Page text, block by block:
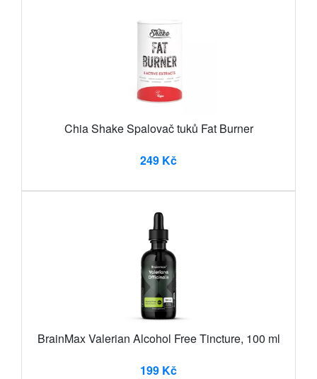
Chia Shake Spalovač tuků Fat Burner
249 Kč
BrainMax Valerian Alcohol Free Tincture, 100 ml
199 Kč